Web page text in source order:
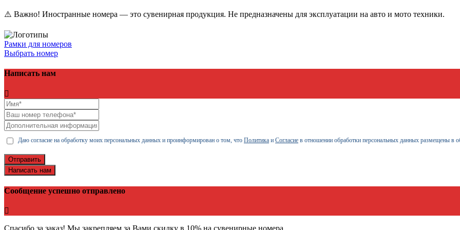
⚠️ Важно! Иностранные номера — это сувенирная продукция. Не предназначены для эксплуатации на авто и мото техники.
Рамки для номеров
Выбрать номер
Написать нам
Даю согласие на обработку моих персональных данных и проинформирован о том, что Политика и Согласие в отношении обработки персональных данных размещены в
Отправить
Написать нам
Сообщение успешно отправлено
Спасибо за заказ! Мы закрепляем за Вами скидку в 10% на сувенирные номера